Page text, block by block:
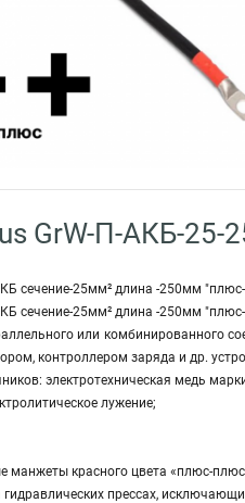
GrW-П-АКБ-25-
сечение-25мм² длина -250мм
сечение-25мм² длина -250мм
или комбинированного
контроллером заряда и др.
электротехническая медь
лужение;
красного цвета «плюс-
прессах,